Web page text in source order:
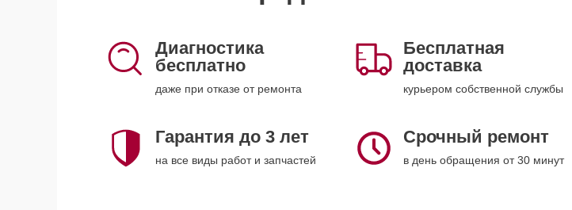
Диагностика
бесплатно
даже при отказе от ремонта
Бесплатная
доставка
курьером собственной службы
Гарантия до 3 лет
на все виды работ и запчастей
Срочный ремонт
в день обращения от 30 минут